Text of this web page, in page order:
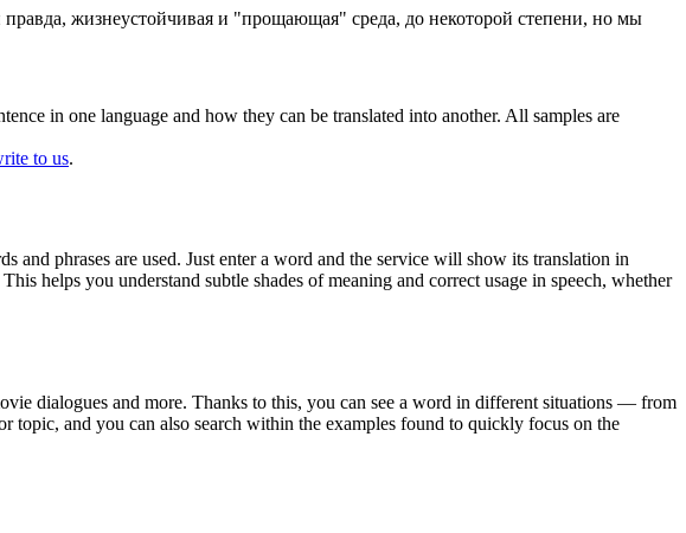
жизнеустойчивая и "прощающая" среда, до некоторой степени, но мы
in one language and how they can be translated into another. All samples are
to us.
phrases are used. Just enter a word and the service will show its translation in
helps you understand subtle shades of meaning and correct usage in speech, whether
dialogues and more. Thanks to this, you can see a word in different situations — from
topic, and you can also search within the examples found to quickly focus on the